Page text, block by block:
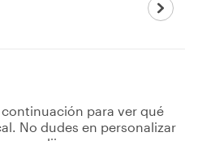
para ver qué
No dudes en personalizar